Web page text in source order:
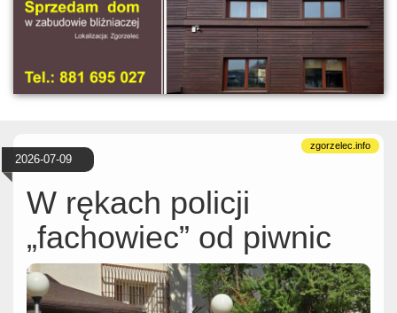
2026-07-09
W rękach policji
„fachowiec” od piwnic